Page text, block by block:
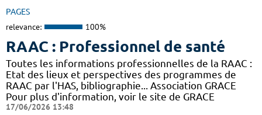
PAGES
relevance: 100%
RAAC : Professionnel de santé
Toutes les informations professionnelles de la RAAC :
Etat des lieux et perspectives des programmes de
RAAC par l'HAS, bibliographie... Association GRACE
Pour plus d'information, voir le site de GRACE
17/06/2026 13:48